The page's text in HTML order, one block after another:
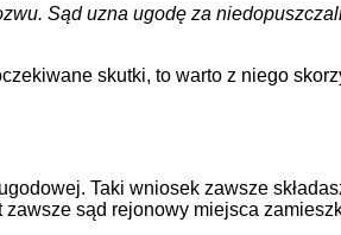
Sąd uzna ugodę za
skutki, to warto z niego
Taki wniosek zawsze
sąd rejonowy miejsca